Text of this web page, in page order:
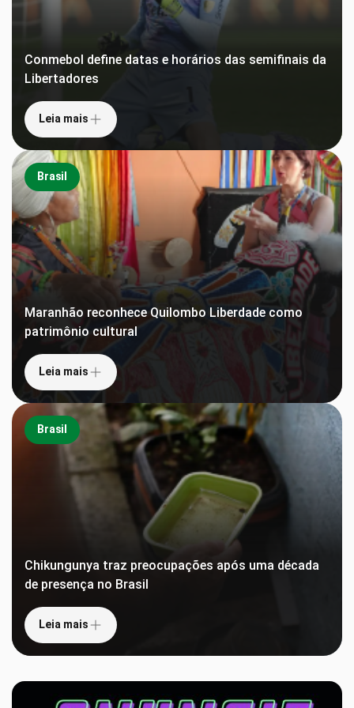
Conmebol define datas e horários das semifinais da
Libertadores
Leia mais
Brasil
Maranhão reconhece Quilombo Liberdade como
patrimônio cultural
Leia mais
Brasil
Chikungunya traz preocupações após uma década
de presença no Brasil
Leia mais